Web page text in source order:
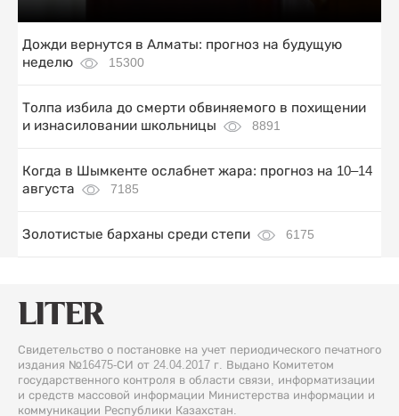
Дожди вернутся в Алматы: прогноз на будущую
неделю
15300
Толпа избила до смерти обвиняемого в похищении
и изнасиловании школьницы
8891
Когда в Шымкенте ослабнет жара: прогноз на 10–14
августа
7185
Золотистые барханы среди степи 6175
Свидетельство о постановке на учет периодического печатного
издания №16475-СИ от 24.04.2017 г. Выдано Комитетом
государственного контроля в области связи, информатизации
и средств массовой информации Министерства информации и
коммуникации Республики Казахстан.